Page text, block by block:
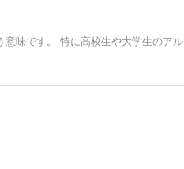
意味です。 特に高校生や大学生のアル